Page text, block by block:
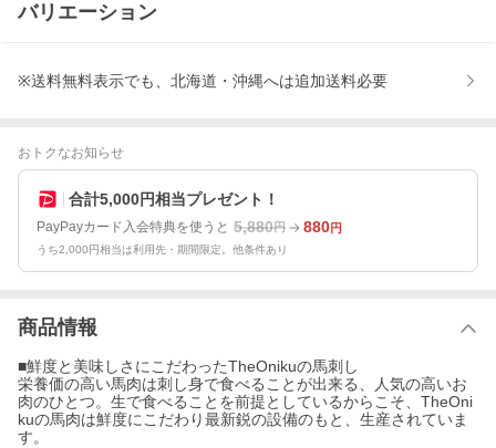
バリエーション
※送料無料表示でも、北海道・沖縄へは追加送料必要
おトクなお知らせ
合計5,000円相当プレゼント！
PayPayカード入会特典を使うと 5,880円 880円
うち2,000円相当は利用先・期間限定。他条件あり
商品情報
■鮮度と美味しさにこだわったTheOnikuの馬刺し
栄養価の高い馬肉は刺し身で食べることが出来る、人気の高いお
肉のひとつ。生で食べることを前提としているからこそ、TheOni
kuの馬肉は鮮度にこだわり最新鋭の設備のもと、生産されていま
す。